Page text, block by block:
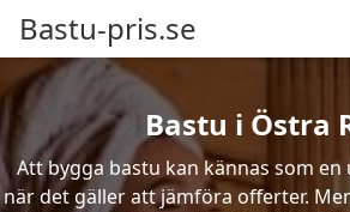
Bastu-pris.se
Bastu i Östra
Att bygga bastu kan kännas som
när det gäller att jämföra offerter.